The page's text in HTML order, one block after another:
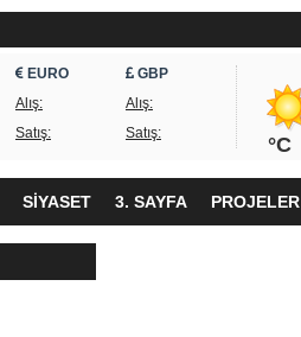
EURO
Alış:
Satış:
GBP
Alış:
Satış:
°C
SİYASET 3. SAYFA PROJELER